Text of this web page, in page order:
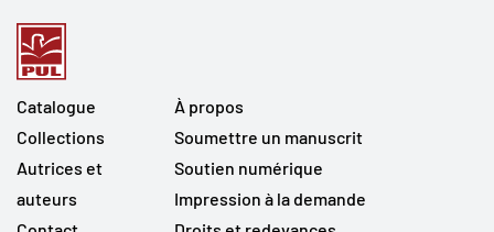
Catalogue
Collections
Autrices et
auteurs
À propos
Soumettre un manuscrit
Soutien numérique
Impression à la demande